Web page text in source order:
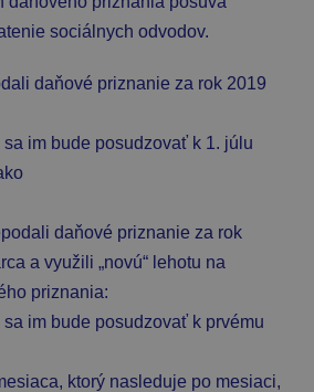
sociálnych odvodov.
daňové priznanie za rok 2019
im bude posudzovať k 1. júlu
daňové priznanie za rok
a využili „novú“ lehotu na
priznania:
im bude posudzovať k prvému
ktorý nasleduje po mesiaci,